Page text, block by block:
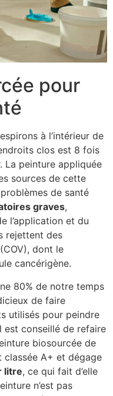
pour
à l’intérieur de
clos est 8 fois
La peinture appliquée
sources de cette
de santé
graves,
l’application et du
rejettent des
dont le
cancérigène.
80% de notre temps
de faire
utilisés pour peindre
est conseillé de refaire
biosourcée de
classée A+ et dégage
litre, ce qui fait d’elle
n’est pas